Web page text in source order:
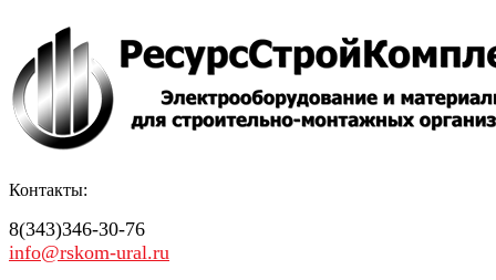
Контакты:
8(343)346-30-76
info@rskom-ural.ru